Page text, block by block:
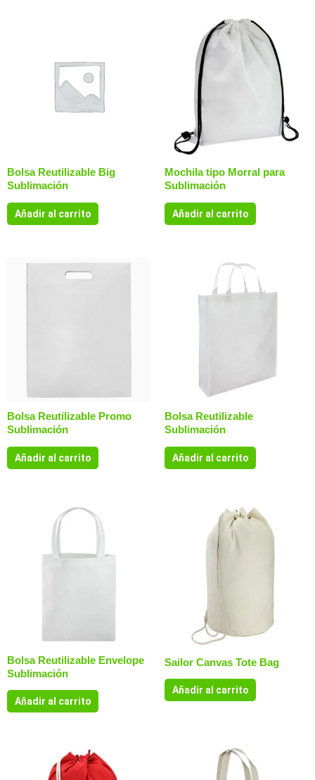
Bolsa Reutilizable Big
Sublimación
Añadir al carrito
Mochila tipo Morral para
Sublimación
Añadir al carrito
Bolsa Reutilizable Promo
Sublimación
Añadir al carrito
Bolsa Reutilizable
Sublimación
Añadir al carrito
Bolsa Reutilizable Envelope
Sublimación
Añadir al carrito
Sailor Canvas Tote Bag
Añadir al carrito